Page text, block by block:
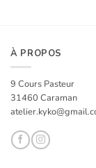
À PROPOS
9 Cours Pasteur
31460 Caraman